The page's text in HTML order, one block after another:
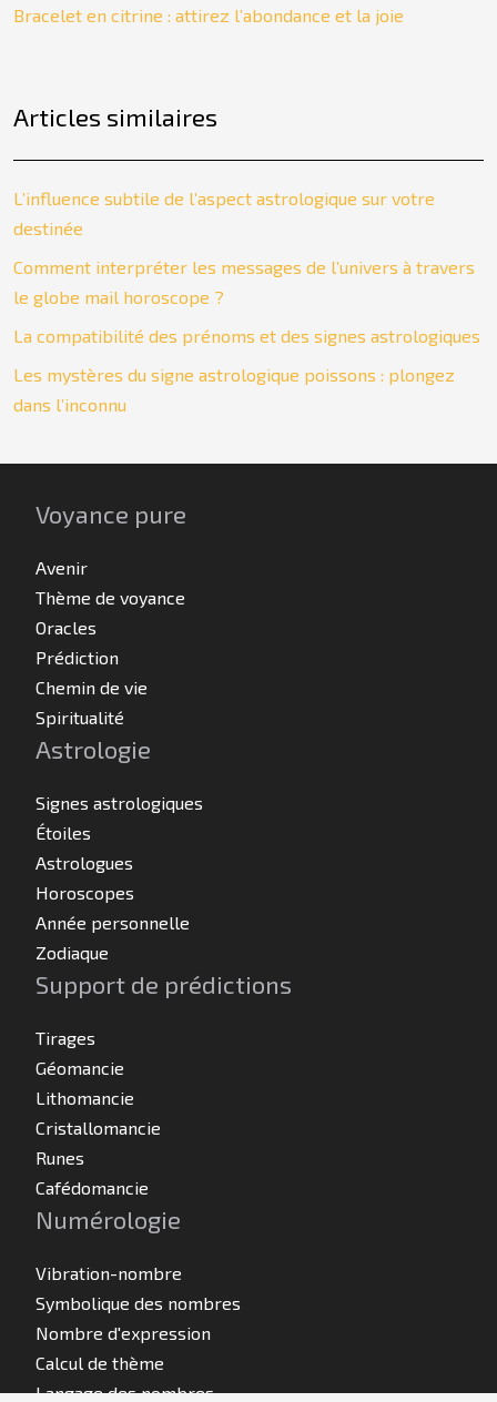
Bracelet en citrine : attirez l’abondance et la joie
Articles similaires
L’influence subtile de l’aspect astrologique sur votre
destinée
Comment interpréter les messages de l’univers à travers
le globe mail horoscope ?
La compatibilité des prénoms et des signes astrologiques
Les mystères du signe astrologique poissons : plongez
dans l’inconnu
Voyance pure
Avenir
Thème de voyance
Oracles
Prédiction
Chemin de vie
Spiritualité
Astrologie
Signes astrologiques
Étoiles
Astrologues
Horoscopes
Année personnelle
Zodiaque
Support de prédictions
Tirages
Géomancie
Lithomancie
Cristallomancie
Runes
Cafédomancie
Numérologie
Vibration-nombre
Symbolique des nombres
Nombre d'expression
Calcul de thème
Langage des nombres